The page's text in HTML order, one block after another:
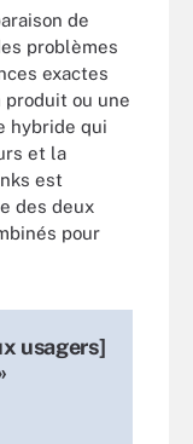
de
problèmes
exactes
produit ou une
hybride qui
et la
est
des deux
pour
usagers]